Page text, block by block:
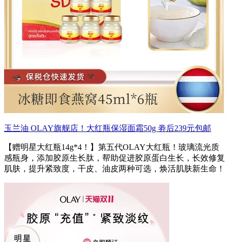
玉兰油 OLAY旗舰店！大红瓶保湿面霜50g 劵后239元包邮
【赠明星大红瓶14g*4！】第五代OLAY大红瓶！玻璃流光质
感瓶身，添加胶原生长肽，帮助促进胶原蛋白生长，长效修复
肌肤，提升紧致度，干皮、油皮两种可选，焕活肌肤新生命！